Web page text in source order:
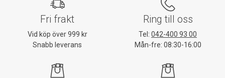
Fri frakt
Vid köp över 999 kr
Snabb leverans
Ring till oss
Tel: 042-400 93 00
Mån-fre: 08:30-16:00